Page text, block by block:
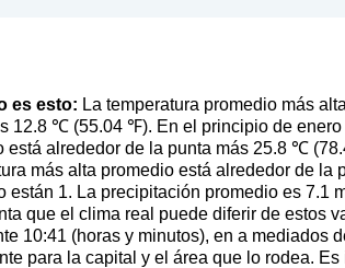
es esto: La temperatura promedio más
12.8 ℃ (55.04 ℉). En el principio de enero
está alrededor de la punta más 25.8 ℃
más alta promedio está alrededor de
1. La precipitación promedio es 7.1
que el clima real puede diferir de estos
10:41 (horas y minutos), en a mediados
para la capital y el área que lo rodea.